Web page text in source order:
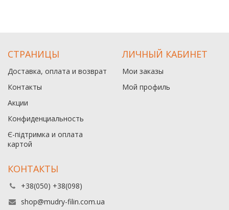
СТРАНИЦЫ
Доставка, оплата и возврат
Контакты
Акции
Конфиденциальность
Є-підтримка и оплата
картой
ЛИЧНЫЙ КАБИНЕТ
Мои заказы
Мой профиль
КОНТАКТЫ
+38(050) +38(098)
shop@mudry-filin.com.ua